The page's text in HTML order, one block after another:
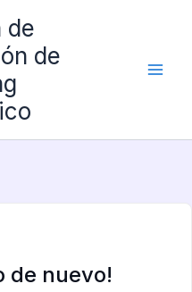
de
de
de nuevo!